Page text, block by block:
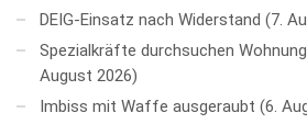
DEIG-Einsatz nach Widerstand
7.
Spezialkräfte durchsuchen
August 2026
Imbiss mit Waffe ausgeraubt 6.